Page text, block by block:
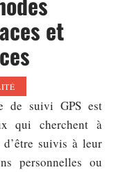
et
de suivi GPS est
qui cherchent à
suivis à leur
personnelles ou